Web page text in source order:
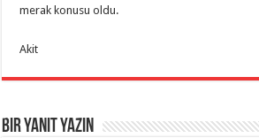
merak konusu oldu.
Akit
Bir yanıt yazın